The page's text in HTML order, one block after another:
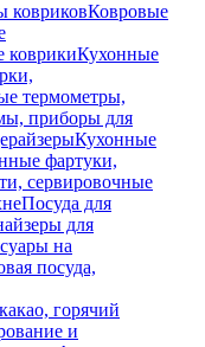
ковриковКовровые
коврикиКухонные
термометры,
приборы для
Кухонные
фартуки,
сервировочные
Посуда для
для
на
посуда,
горячий
и